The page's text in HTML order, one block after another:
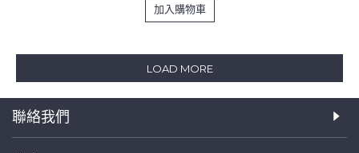
加入購物車
LOAD MORE
聯絡我們